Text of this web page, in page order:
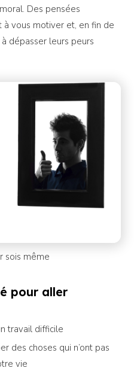
Des pensées
à vous motiver et, en fin de
dépasser leurs peurs
sois même
pour aller
travail difficile
des choses qui n’ont pas
vie